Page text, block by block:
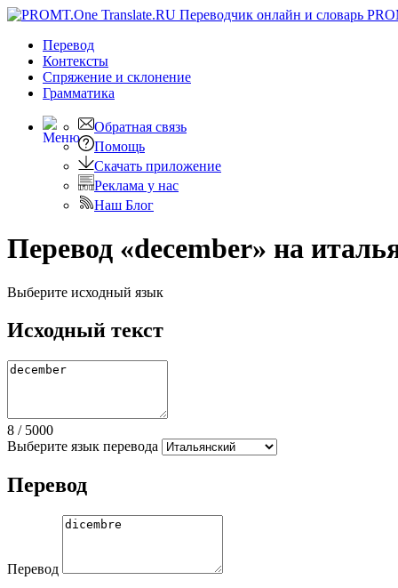
Перевод
Контексты
Спряжение и склонение
Грамматика
Обратная связь
Помощь
Скачать приложение
Реклама у нас
Наш Блог
Перевод «december» на
Выберите исходный язык
Исходный текст
8 / 5000
Выберите язык перевода
Перевод
Перевод